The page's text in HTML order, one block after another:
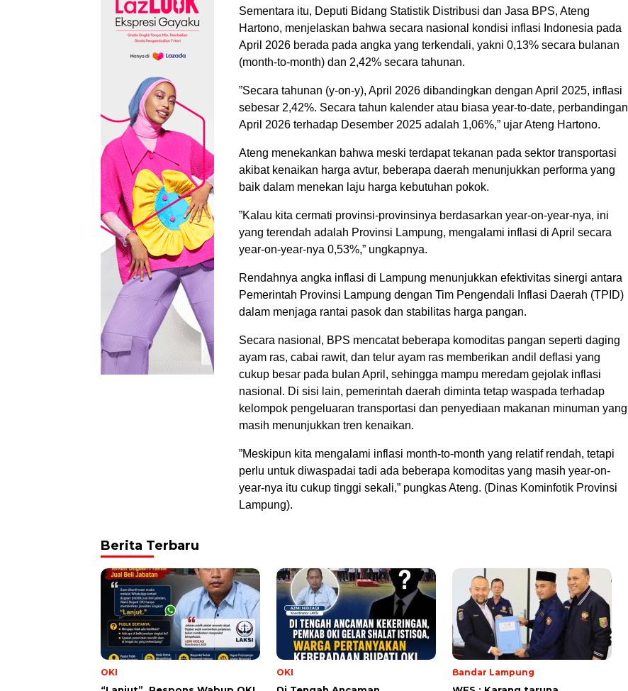
​Sementara itu, Deputi Bidang Statistik Distribusi dan Jasa BPS, Ateng
Hartono, menjelaskan bahwa secara nasional kondisi inflasi Indonesia pada
April 2026 berada pada angka yang terkendali, yakni 0,13% secara bulanan
(month-to-month) dan 2,42% secara tahunan.
​”Secara tahunan (y-on-y), April 2026 dibandingkan dengan April 2025, inflasi
sebesar 2,42%. Secara tahun kalender atau biasa year-to-date, perbandingan
April 2026 terhadap Desember 2025 adalah 1,06%,” ujar Ateng Hartono.
​Ateng menekankan bahwa meski terdapat tekanan pada sektor transportasi
akibat kenaikan harga avtur, beberapa daerah menunjukkan performa yang
baik dalam menekan laju harga kebutuhan pokok.
​”Kalau kita cermati provinsi-provinsinya berdasarkan year-on-year-nya, ini
yang terendah adalah Provinsi Lampung, mengalami inflasi di April secara
year-on-year-nya 0,53%,” ungkapnya.
​Rendahnya angka inflasi di Lampung menunjukkan efektivitas sinergi antara
Pemerintah Provinsi Lampung dengan Tim Pengendali Inflasi Daerah (TPID)
dalam menjaga rantai pasok dan stabilitas harga pangan.
​Secara nasional, BPS mencatat beberapa komoditas pangan seperti daging
ayam ras, cabai rawit, dan telur ayam ras memberikan andil deflasi yang
cukup besar pada bulan April, sehingga mampu meredam gejolak inflasi
nasional. Di sisi lain, pemerintah daerah diminta tetap waspada terhadap
kelompok pengeluaran transportasi dan penyediaan makanan minuman yang
masih menunjukkan tren kenaikan.
​”Meskipun kita mengalami inflasi month-to-month yang relatif rendah, tetapi
perlu untuk diwaspadai tadi ada beberapa komoditas yang masih year-on-
year-nya itu cukup tinggi sekali,” pungkas Ateng. (Dinas Kominfotik Provinsi
Lampung).
Berita Terbaru
OKI OKI Bandar Lampung